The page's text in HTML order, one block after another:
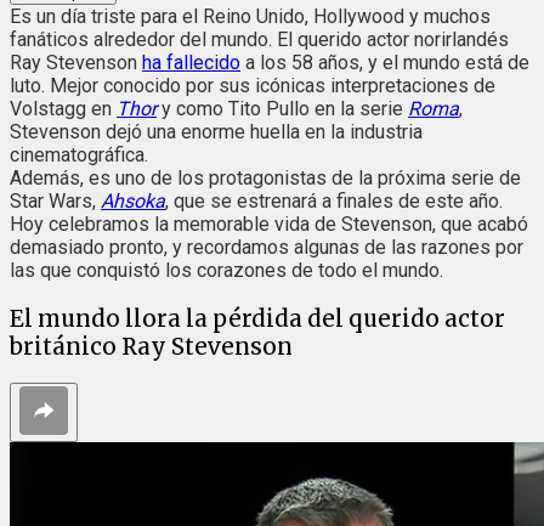
Es un día triste para el Reino Unido, Hollywood y muchos
fanáticos alrededor del mundo. El querido actor norirlandés
Ray Stevenson ha fallecido a los 58 años, y el mundo está de
luto. Mejor conocido por sus icónicas interpretaciones de
Volstagg en Thory como Tito Pullo en la serie Roma,
Stevenson dejó una enorme huella en la industria
cinematográfica.
Además, es uno de los protagonistas de la próxima serie de
Star Wars, Ahsoka, que se estrenará a finales de este año.
Hoy celebramos la memorable vida de Stevenson, que acabó
demasiado pronto, y recordamos algunas de las razones por
las que conquistó los corazones de todo el mundo.
El mundo llora la pérdida del querido actor
británico Ray Stevenson